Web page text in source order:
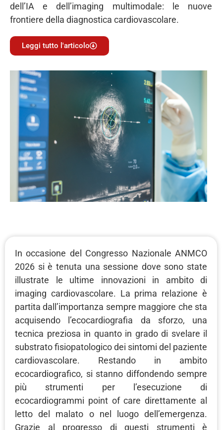
dell’IA e dell’imaging multimodale: le nuove
frontiere della diagnostica cardiovascolare.
Leggi tutto l'articolo
In occasione del Congresso Nazionale ANMCO
2026 si è tenuta una sessione dove sono state
illustrate le ultime innovazioni in ambito di
imaging cardiovascolare. La prima relazione è
partita dall’importanza sempre maggiore che sta
acquisendo l’ecocardiografia da sforzo, una
tecnica preziosa in quanto in grado di svelare il
substrato fisiopatologico dei sintomi del paziente
cardiovascolare. Restando in ambito
ecocardiografico, si stanno diffondendo sempre
più strumenti per l’esecuzione di
ecocardiogrammi point of care direttamente al
letto del malato o nel luogo dell’emergenza.
Grazie al progresso di questi strumenti è